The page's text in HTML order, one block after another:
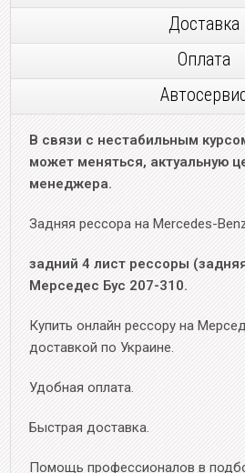
Доставка
Оплата
В связи с нестабильным
может меняться, актуальную
менеджера.
Задняя рессора на Mercedes-
задний 4 лист рессоры
Мерседес Бус 207-310.
Купить онлайн рессору на
доставкой по Украине.
Удобная оплата.
Быстрая доставка.
Помощь профессионалов в